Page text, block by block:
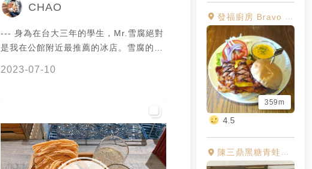
發福廚房 Bravo Burger 台大店
359m
4.5
陳三鼎黑糖青蛙鮮奶創始店
CHAO
--- 身為在台大三年的學生，Mr.雪腐絕對
是我在公館附近最推薦的冰店。雪腐的名
鳳梨讓冰的味道甜而不膩。在雪花冰的底
下有一塊豆花，味道有點像中華豆花，但
我蠻喜歡的。此外本店更是提供了無限煉
乳，不管是煉乳控，又或者是螞蟻人需要
2023-07-10